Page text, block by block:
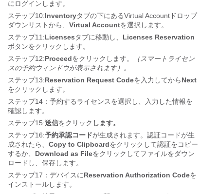
にログインします。
ステップ10:Inventoryタブの下にあるVirtual Accountドロップ
ダウンリストから、 Virtual Accountを選択します。
ステップ11:Licensesタブに移動し、 Licenses Reservation
ボタンをクリックします。
ステップ12:Proceedをクリックします。
（スマートライセン
スの予約ウィンドウが表示されます）。
ステップ13:Reservation Request Codeを入力してからNext
をクリックします。
ステップ14：予約するライセンスを選択し、入力した情報を
確認します。
ステップ15:送信をクリック します。
ステップ16:予約承認コードが生成されます。 認証コードが生
成されたら、 Copy to Clipboardをクリックして認証をコピー
するか、 Download as Fileをクリックしてファイルをダウン
ロードし、保存します。
ステップ17：デバイスにReservation Authorization Codeを
インストールします。